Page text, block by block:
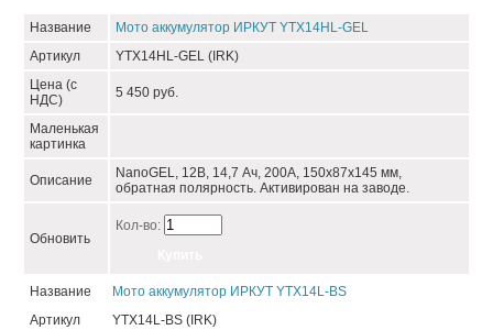
Название
Мото аккумулятор ИРКУТ YTX14HL-GEL
Артикул
YTX14HL-GEL (IRK)
Цена (с
НДС)
5 450 руб.
Маленькая
картинка
Описание
NanoGEL, 12В, 14,7 Ач, 200А, 150х87х145 мм,
обратная полярность. Активирован на заводе.
Обновить
Кол-во:
Название
Мото аккумулятор ИРКУТ YTX14L-BS
Артикул
YTX14L-BS (IRK)